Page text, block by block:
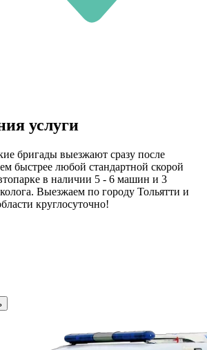
услуги
бригады выезжают сразу после
быстрее любой стандартной скорой
в наличии 5 - 6 машин и 3
Выезжаем по городу Тольятти и
круглосуточно!